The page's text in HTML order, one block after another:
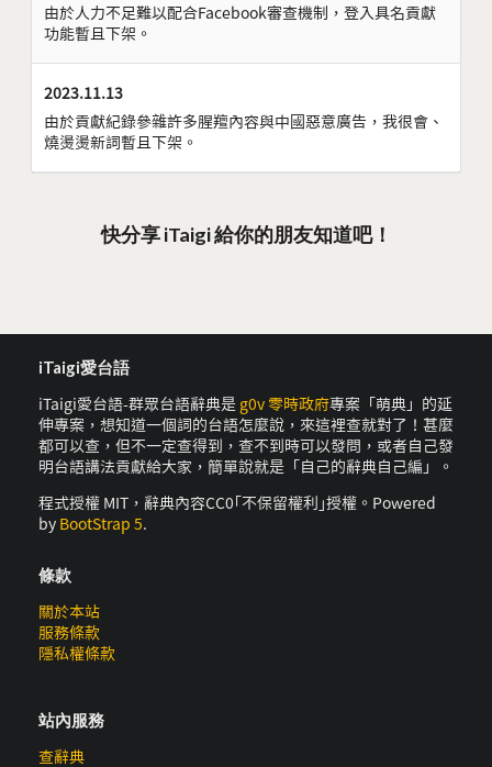
由於人力不足難以配合Facebook審查機制，登入具名貢獻
功能暫且下架。
2023.11.13
由於貢獻紀錄參雜許多腥羶內容與中國惡意廣告，我很會、
燒燙燙新詞暫且下架。
快分享 iTaigi 給你的朋友知道吧！
iTaigi愛台語
iTaigi愛台語-群眾台語辭典是 g0v 零時政府專案「萌典」的延
伸專案，想知道一個詞的台語怎麼說，來這裡查就對了！甚麼
都可以查，但不一定查得到，查不到時可以發問，或者自己發
明台語講法貢獻給大家，簡單說就是「自己的辭典自己編」。
程式授權 MIT，辭典內容CC0｢不保留權利｣授權。Powered
by BootStrap 5.
條款
關於本站
服務條款
隱私權條款
站內服務
查辭典